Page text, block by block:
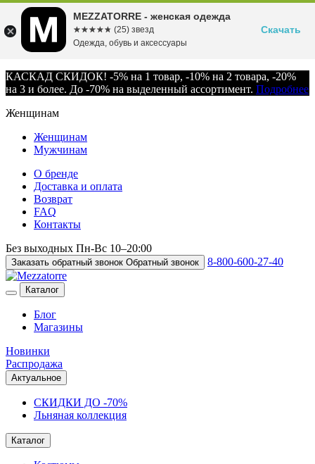
КАСКАД СКИДОК! -5% на 1 товар, -10% на 2 товара, -20%
на 3 и более. До -70% на выделенный ассортимент. Подробнее
Женщинам
Женщинам
Мужчинам
О бренде
Доставка и оплата
Возврат
FAQ
Контакты
Без выходных Пн-Вс 10–20:00
Заказать обратный звонок Обратный звонок 8-800-600-27-40
Каталог
Блог
Магазины
Новинки
Распродажа
Актуальное
СКИДКИ ДО -70%
Льняная коллекция
Каталог
MEZZATORRE - женская одежда
☆☆☆☆☆
★★★★★ (25) звезд
Одежда, обувь и аксессуары
Скачать